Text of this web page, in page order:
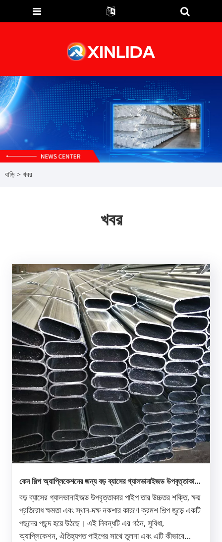
বাড়ি > খবর
খবর
কেন শিল্প অ্যাপ্লিকেশনের জন্য বড় ব্যাসের গ্যালভানাইজড উপবৃত্তাকার
বড় ব্যাসের গ্যালভানাইজড উপবৃত্তাকার পাইপ তার উচ্চতর শক্তি, ক্ষয়
প্রতিরোধ ক্ষমতা এবং স্থান-দক্ষ নকশার কারণে ক্রমশ শিল্প জুড়ে একটি
পছন্দের পছন্দ হয়ে উঠছে। এই নিবন্ধটি এর গঠন, সুবিধা,
অ্যাপ্লিকেশন, ঐতিহ্যগত পাইপের সাথে তুলনা এবং এটি কীভাবে